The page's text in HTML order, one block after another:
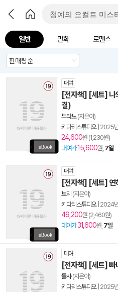
일반 만화 로맨스
대여
[전자책] [세트] 나
결)
부라노(지은이)
키다리스튜디오| 2025
24,600원 (1,230원)
대여가15,600원, 7일
대여
[전자책] [세트] 연
보리 (지은이)
키다리스튜디오| 2024
49,200원 (2,460원)
대여가31,600원, 7일
대여
[전자책] [세트] 빠
돌샤(지은이)
키다리스튜디오| 2025